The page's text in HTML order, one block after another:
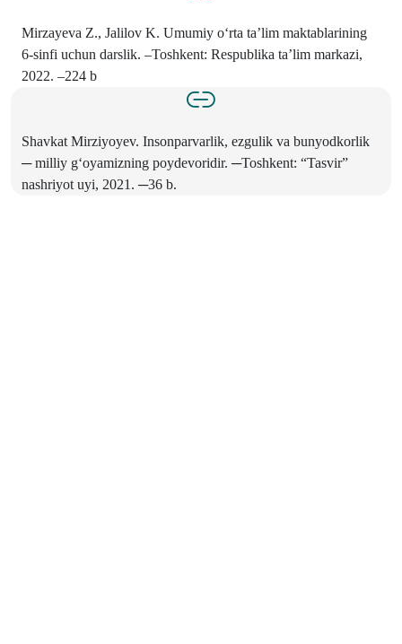
Mirzayeva Z., Jalilov K. Umumiy o‘rta ta’lim maktablarining
6-sinfi uchun darslik. –Toshkent: Respublika ta’lim markazi,
2022. –224 b
Shavkat Mirziyoyev. Insonparvarlik, ezgulik va bunyodkorlik
─ milliy g‘oyamizning poydevoridir. ─Toshkent: “Tasvir”
nashriyot uyi, 2021. ─36 b.